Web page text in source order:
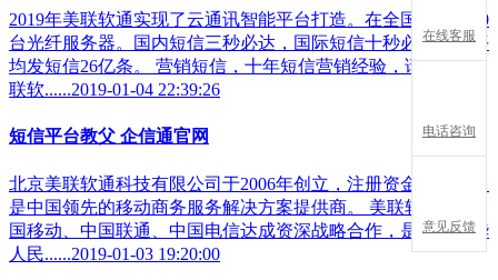
2019年美联软通实现了云通讯智能平台打造。在全国拥有5200
台光纤服务器。国内短信三秒必达，国际短信十秒必达！日平
均发短信26亿条。 营销短信，十年短信营销经验，请选择美
联软......2019-01-04 22:39:26
短信平台教父 企信通官网
北京美联软通科技有限公司于2006年创立，注册资金1000万，
是中国领先的移动商务服务解决方案提供商。 美联软通与中
国移动、中国联通、中国电信达成资深战略合作，是经《中华
人民......2019-01-03 19:20:00
在线客服
电话咨询
意见反馈